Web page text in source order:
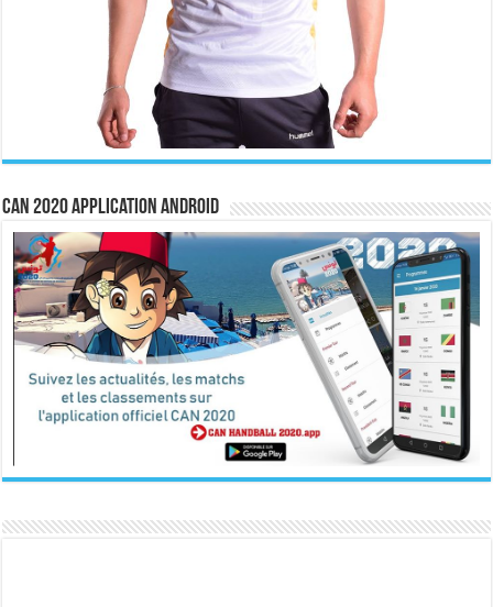
CAN 2020 Application Android